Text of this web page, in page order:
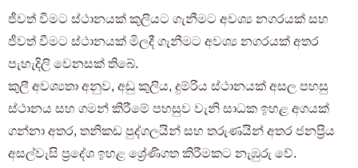
ජීවත් වීමට ස්ථානයක් කුලියට ගැනීමට අවශ්‍ය නගරයක් සහ
ජීවත් වීමට ස්ථානයක් මිලදී ගැනීමට අවශ්‍ය නගරයක් අතර
පැහැදිලි වෙනසක් තිබේ.
කුලී අවශ්‍යතා අනුව, අඩු කුලිය, දුම්රිය ස්ථානයක් අසල පහසු
ස්ථානය සහ ගමන් කිරීමේ පහසුව වැනි සාධක ඉහළ අගයක්
ගන්නා අතර, තනිකඩ පුද්ගලයින් සහ තරුණයින් අතර ජනප්‍රිය
අසල්වැසි ප්‍රදේශ ඉහළ ශ්‍රේණිගත කිරීමකට නැඹුරු වේ.